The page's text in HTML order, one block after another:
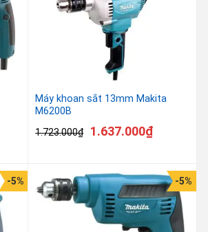
Máy khoan sắt 13mm Makita
M6200B
1.723.000₫ 1.637.000₫
-5% -5%